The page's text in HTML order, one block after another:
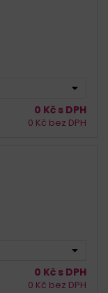
0 Kč s DPH
0 Kč bez DPH
0 Kč s DPH
0 Kč bez DPH